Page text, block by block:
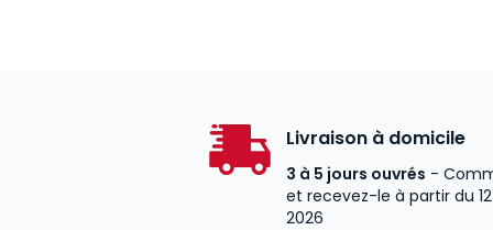
Livraison à domicile
3 à 5 jours ouvrés -
et recevez-le à partir du
2026